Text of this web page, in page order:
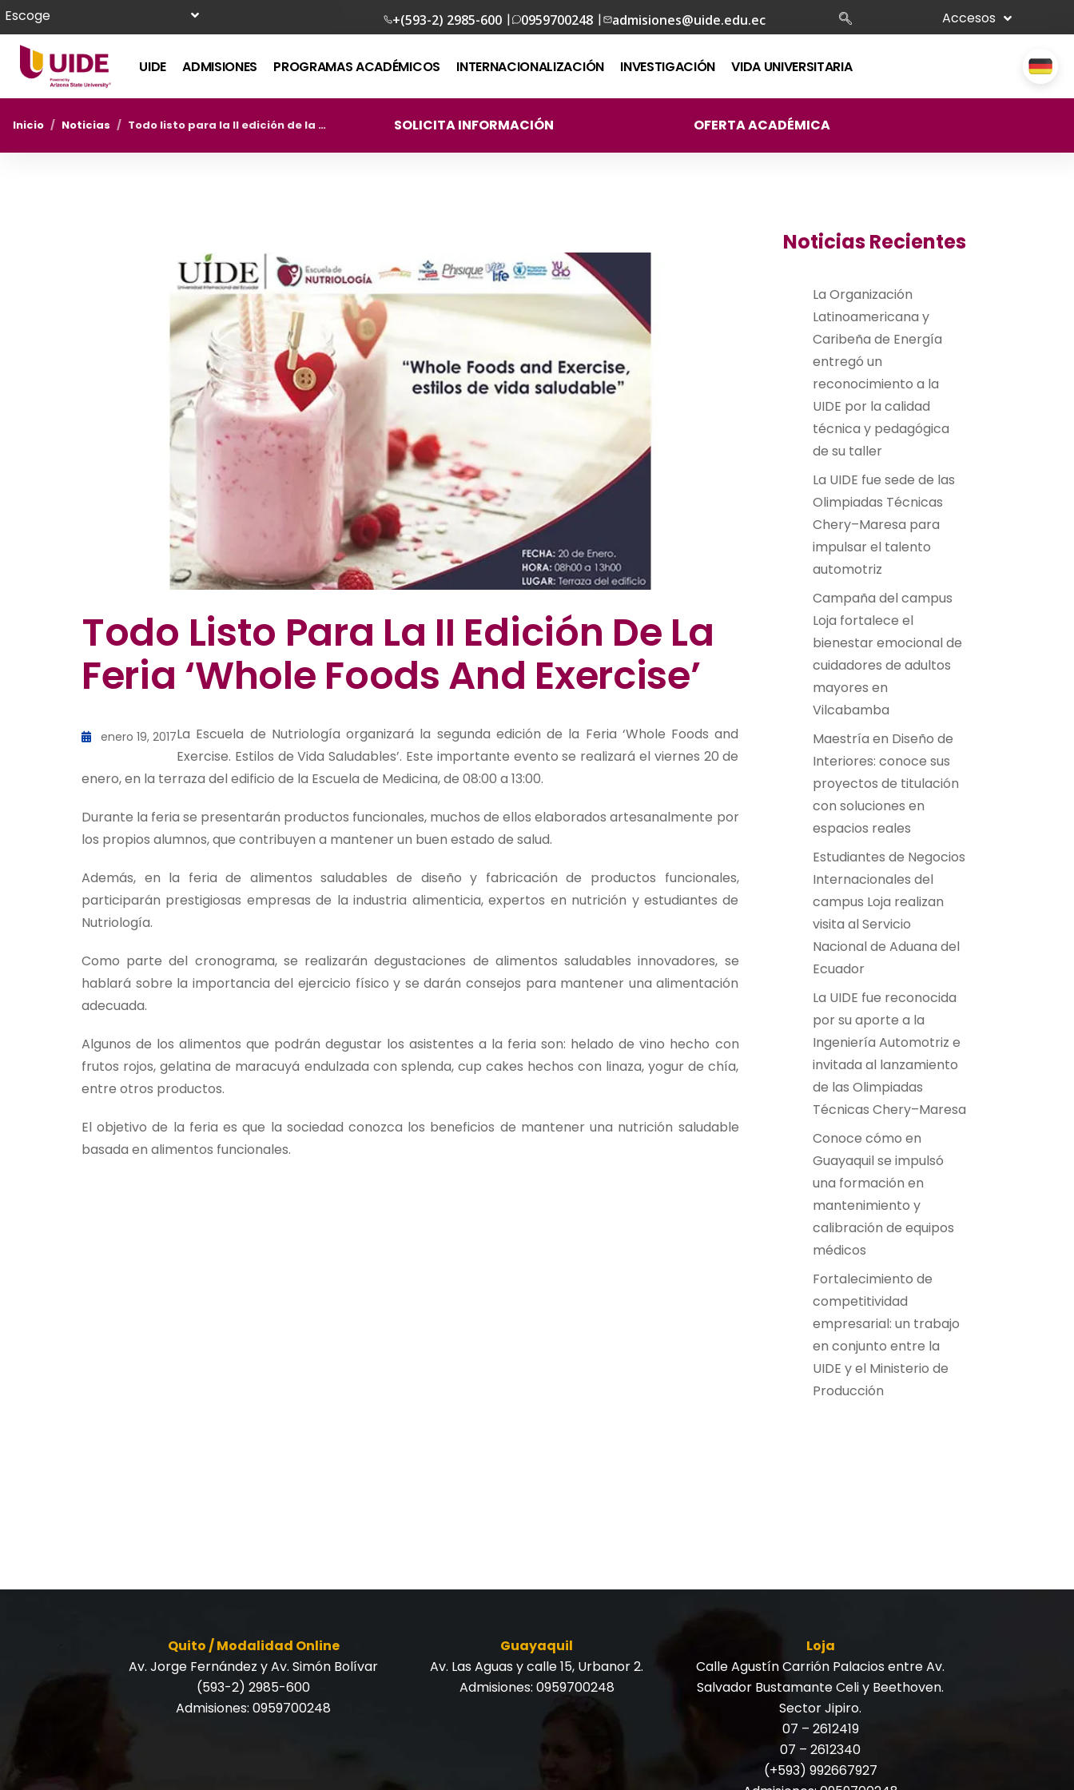
Escoge +(593-2) 2985-600 | 0959700248 | admisiones@uide.edu.ec Accesos
UIDE ADMISIONES PROGRAMAS ACADÉMICOS INTERNACIONALIZACIÓN INVESTIGACIÓN VIDA UNIVERSITARIA
Inicio / Noticias / Todo listo para la II edición de la Feria ‘Whole Foods and Exercise’ SOLICITA INFORMACIÓN OFERTA ACADÉMICA
Todo Listo Para La II Edición De La
Feria ‘Whole Foods And Exercise’
enero 19, 2017La Escuela de Nutriología organizará la segunda edición de la Feria ‘Whole Foods and
Exercise. Estilos de Vida Saludables’. Este importante evento se realizará el viernes 20 de
enero, en la terraza del edificio de la Escuela de Medicina, de 08:00 a 13:00.
Durante la feria se presentarán productos funcionales, muchos de ellos elaborados artesanalmente por
los propios alumnos, que contribuyen a mantener un buen estado de salud.
Además, en la feria de alimentos saludables de diseño y fabricación de productos funcionales,
participarán prestigiosas empresas de la industria alimenticia, expertos en nutrición y estudiantes de
Nutriología.
Como parte del cronograma, se realizarán degustaciones de alimentos saludables innovadores, se
hablará sobre la importancia del ejercicio físico y se darán consejos para mantener una alimentación
adecuada.
Algunos de los alimentos que podrán degustar los asistentes a la feria son: helado de vino hecho con
frutos rojos, gelatina de maracuyá endulzada con splenda, cup cakes hechos con linaza, yogur de chía,
entre otros productos.
El objetivo de la feria es que la sociedad conozca los beneficios de mantener una nutrición saludable
basada en alimentos funcionales.
Noticias Recientes
La Organización
Latinoamericana y
Caribeña de Energía
entregó un
reconocimiento a la
UIDE por la calidad
técnica y pedagógica
de su taller
La UIDE fue sede de las
Olimpiadas Técnicas
Chery–Maresa para
impulsar el talento
automotriz
Campaña del campus
Loja fortalece el
bienestar emocional de
cuidadores de adultos
mayores en
Vilcabamba
Maestría en Diseño de
Interiores: conoce sus
proyectos de titulación
con soluciones en
espacios reales
Estudiantes de Negocios
Internacionales del
campus Loja realizan
visita al Servicio
Nacional de Aduana del
Ecuador
La UIDE fue reconocida
por su aporte a la
Ingeniería Automotriz e
invitada al lanzamiento
de las Olimpiadas
Técnicas Chery–Maresa
Conoce cómo en
Guayaquil se impulsó
una formación en
mantenimiento y
calibración de equipos
médicos
Fortalecimiento de
competitividad
empresarial: un trabajo
en conjunto entre la
UIDE y el Ministerio de
Producción
Quito / Modalidad Online
Av. Jorge Fernández y Av. Simón Bolívar
(593-2) 2985-600
Admisiones:0959700248
Guayaquil
Av. Las Aguas y calle 15, Urbanor 2.
Admisiones: 0959700248
Loja
Calle Agustín Carrión Palacios entre Av.
Salvador Bustamante Celi y Beethoven.
Sector Jipiro.
07 – 2612419
07 – 2612340
(+593) 992667927